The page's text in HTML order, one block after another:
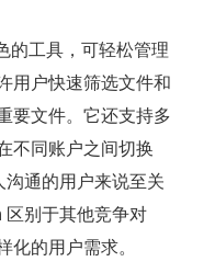
的工具，可轻松管理
用户快速筛选文件和
要文件。它还支持多
不同账户之间切换
通的用户来说至关
区别于其他竞争对
化的用户需求。